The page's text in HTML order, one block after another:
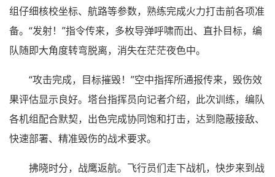
组仔细核校坐标、航路等参数，熟练完成火力打击前各项准
备。“发射！”指令传来，多枚导弹呼啸而出、直扑目标，编
队随即大角度转弯脱离，消失在茫茫夜色中。
“攻击完成，目标摧毁！”空中指挥所通报传来，毁伤效
果评估显示良好。塔台指挥员向记者介绍，此次训练，编队
各机组配合默契，出色完成协同饱和打击，达到隐蔽接敌、
快速部署、精准毁伤的战术要求。
拂晓时分，战鹰返航。飞行员们走下战机，快步来到战